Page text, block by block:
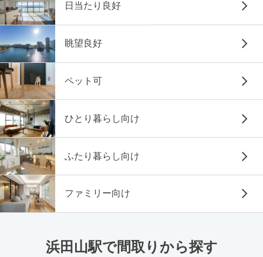
日当たり良好
眺望良好
ペット可
ひとり暮らし向け
ふたり暮らし向け
ファミリー向け
浜田山駅で間取りから探す